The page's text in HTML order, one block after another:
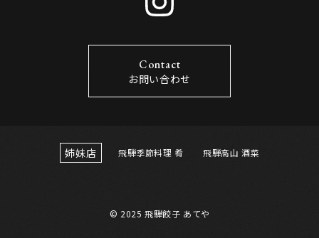
Contact
お問い合わせ
姉妹店 飛騨季節料理 肴 飛騨高山 酒菜
© 2025 飛騨餃子 あてや